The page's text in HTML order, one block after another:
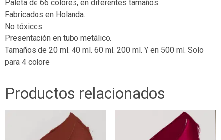
Paleta de 66 colores, en diferentes tamaños.
Fabricados en Holanda.
No tóxicos.
Presentación en tubo metálico.
Tamaños de 20 ml. 40 ml. 60 ml. 200 ml. Y en 500 ml. Solo
para 4 colore
Productos relacionados